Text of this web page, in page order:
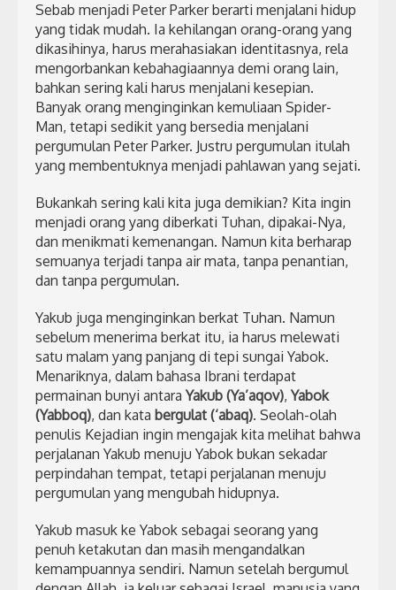
Sebab menjadi Peter Parker berarti menjalani hidup
yang tidak mudah. Ia kehilangan orang-orang yang
dikasihinya, harus merahasiakan identitasnya, rela
mengorbankan kebahagiaannya demi orang lain,
bahkan sering kali harus menjalani kesepian.
Banyak orang menginginkan kemuliaan Spider-
Man, tetapi sedikit yang bersedia menjalani
pergumulan Peter Parker. Justru pergumulan itulah
yang membentuknya menjadi pahlawan yang sejati.
Bukankah sering kali kita juga demikian? Kita ingin
menjadi orang yang diberkati Tuhan, dipakai-Nya,
dan menikmati kemenangan. Namun kita berharap
semuanya terjadi tanpa air mata, tanpa penantian,
dan tanpa pergumulan.
Yakub juga menginginkan berkat Tuhan. Namun
sebelum menerima berkat itu, ia harus melewati
satu malam yang panjang di tepi sungai Yabok.
Menariknya, dalam bahasa Ibrani terdapat
permainan bunyi antaraYakub (Ya’aqov),Yabok
(Yabboq), dan kata bergulat (‘abaq). Seolah-olah
penulis Kejadian ingin mengajak kita melihat bahwa
perjalanan Yakub menuju Yabok bukan sekadar
perpindahan tempat, tetapi perjalanan menuju
pergumulan yang mengubah hidupnya.
Yakub masuk ke Yabok sebagai seorang yang
penuh ketakutan dan masih mengandalkan
kemampuannya sendiri. Namun setelah bergumul